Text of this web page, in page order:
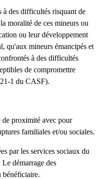
à des difficultés risquant de
moralité de ces mineurs ou
ou leur développement
qu'aux mineurs émancipés et
à des difficultés
de compromettre
1 du CASF).
de proximité avec pour
familiales et/ou sociales.
par les services sociaux du
démarrage des
bénéficiaire.